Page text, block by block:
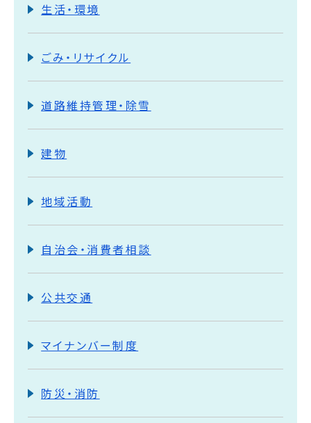
生活・環境
ごみ・リサイクル
道路維持管理・除雪
建物
地域活動
自治会・消費者相談
公共交通
マイナンバー制度
防災・消防